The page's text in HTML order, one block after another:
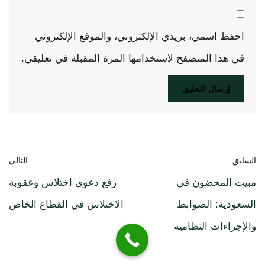
احفظ اسمي، بريدي الإلكتروني، والموقع الإلكتروني
في هذا المتصفح لاستخدامها المرة المقبلة في تعليقي.
السابق
مبيت المحضون في
السعودية: الضوابط
والإجراءات النظامية
التالي
رفع دعوى اختلاس وعقوبة
الاختلاس في القطاع الخاص